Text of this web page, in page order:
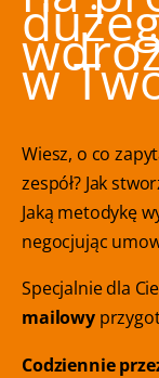
w
Wiesz, o co
zespół? Jak
Jaką metodykę
negocjując
Specjalnie dla
mailowy
Codziennie